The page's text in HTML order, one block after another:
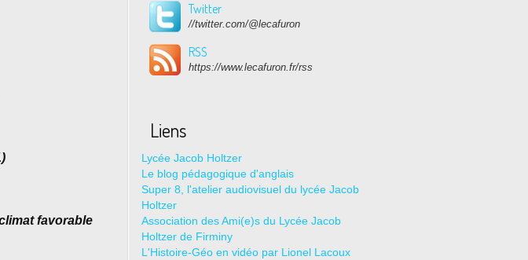
favorable
Twitter
//twitter.com/@lecafuron
RSS
https://www.lecafuron.fr/rss
Liens
Lycée Jacob Holtzer
Le blog pédagogique d'anglais
Super 8, l'atelier audiovisuel du lycée Jacob
Holtzer
Association des Ami(e)s du Lycée Jacob
Holtzer de Firminy
L'Histoire-Géo en vidéo par Lionel Lacoux